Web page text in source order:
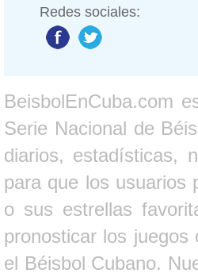
Redes sociales:
BeisbolEnCuba.com
Serie Nacional de
diarios, estadísticas,
para que los usuarios
o sus estrellas
pronosticar los
el Béisbol Cubano.